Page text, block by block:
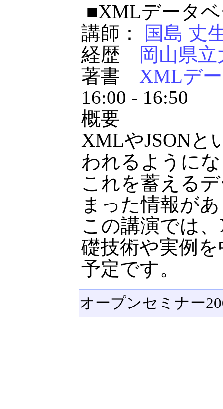
■XMLデータ
講師：
国島 丈
経歴
岡山県
著書 XMLデ
16:00 - 16:50
概要
XMLやJSONと
われるように
これを蓄える
まった情報が
この講演では
礎技術や実例
予定です。
オープンセミナー